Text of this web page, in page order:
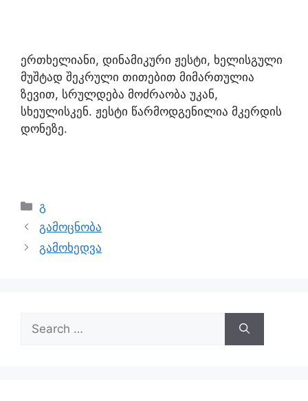
ერთხელიანი, დინამიკური ჟესტი, ხელისგული
მუშტად შეკრული თითებით მიმართულია
ზევით, სრულდება მოძრაობა უკან,
სხეულისკენ. ჟესტი წარმოდგენილია მკერდის
დონეზე.
გ
გამოცნობა
გამოხედვა